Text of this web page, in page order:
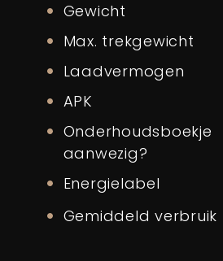
Gewicht
Max. trekgewicht
Laadvermogen
APK
Onderhoudsboekje
aanwezig?
Energielabel
Gemiddeld verbruik